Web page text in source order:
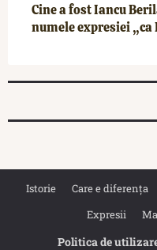
Cine a fost Iancu
numele expresiei „ca
Istorie Care e diferența
Expresii
Politica de